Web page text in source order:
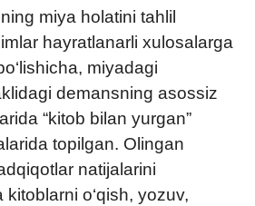
miya holatini tahlil
hayratlanarli xulosalarga
miyadagi
demansning asossiz
“kitob bilan yurgan”
topilgan. Olingan
natijalarini
o‘qish, yozuv,